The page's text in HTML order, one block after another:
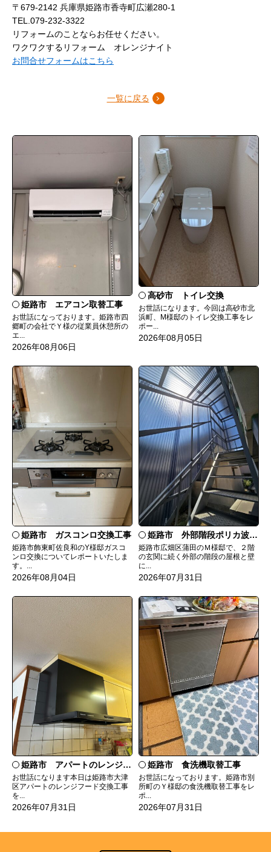
〒679-2142 兵庫県姫路市香寺町広瀬280-1
TEL.079-232-3322
リフォームのことならお任せください。
ワクワクするリフォーム オレンジナイト
お問合せフォームはこちら
一覧に戻る
姫路市 エアコン取替工事
お世話になっております。姫路市四
郷町の会社でＹ様の従業員休憩所の
エ...
2026年08月06日
高砂市 トイレ交換
お世話になります。今回は高砂市北
浜町、M様邸のトイレ交換工事をレ
ポー...
2026年08月05日
姫路市 ガスコンロ交換工事
姫路市飾東町佐良和のY様邸ガスコ
ンロ交換についてレポートいたしま
す。...
2026年08月04日
姫路市 外部階段ポリカ波板張替工事
姫路市広畑区蒲田のＭ様邸で、２階
の玄関に続く外部の階段の屋根と壁
に...
2026年07月31日
姫路市 アパートのレンジフード交換
お世話になります本日は姫路市大津
区アパートのレンジフード交換工事
を...
2026年07月31日
姫路市 食洗機取替工事
お世話になっております。姫路市別
所町のＹ様邸の食洗機取替工事をレ
ポ...
2026年07月31日